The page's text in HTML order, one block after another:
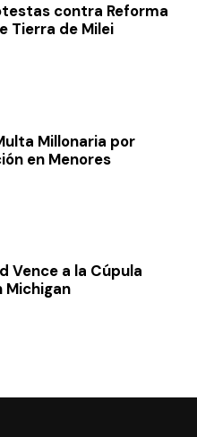
contra Reforma
Tierra de Milei
Millonaria por
en Menores
Vence a la Cúpula
Michigan